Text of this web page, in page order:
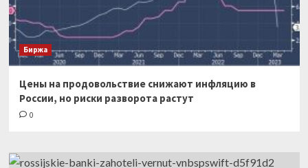
Биржа
Цены на продовольствие снижают инфляцию в
России, но риски разворота растут
0